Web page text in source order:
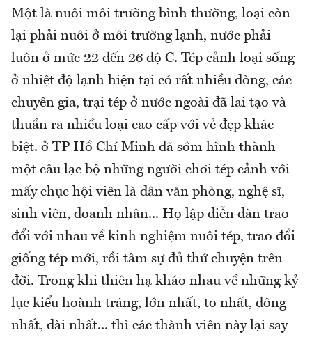
Một là nuôi môi trường bình thường, loại còn
lại phải nuôi ở môi trường lạnh, nước phải
luôn ở mức 22 đến 26 độ C. Tép cảnh loại sống
ở nhiệt độ lạnh hiện tại có rất nhiều dòng, các
chuyên gia, trại tép ở nước ngoài đã lai tạo và
thuần ra nhiều loại cao cấp với vẻ đẹp khác
biệt. ở TP Hồ Chí Minh đã sớm hình thành
một câu lạc bộ những người chơi tép cảnh với
mấy chục hội viên là dân văn phòng, nghệ sĩ,
sinh viên, doanh nhân... Họ lập diễn đàn trao
đổi với nhau về kinh nghiệm nuôi tép, trao đổi
giống tép mới, rồi tâm sự đủ thứ chuyện trên
đời. Trong khi thiên hạ kháo nhau về những kỷ
lục kiểu hoành tráng, lớn nhất, to nhất, đông
nhất, dài nhất... thì các thành viên này lại say